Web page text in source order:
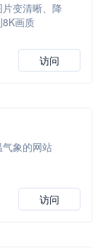
变清晰、降
画质
访问
象的网站
访问